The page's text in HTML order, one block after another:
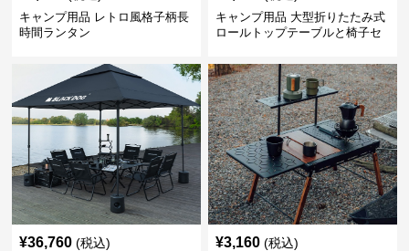
キャンプ用品 レトロ風格子柄長
時間ランタン
キャンプ用品 大型折りたたみ式
ロールトップテーブルと椅子セ
¥36,760 (税込) ¥3,160 (税込)